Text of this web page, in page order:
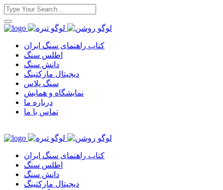
کتاب راهنمای سنگ ایران
اطلس سنگ
دانش سنگ
دیجیتال مارکتینگ
سنگ پلاس
نمایشگاه و همایش
درباره ما
تماس با ما
کتاب راهنمای سنگ ایران
اطلس سنگ
دانش سنگ
دیجیتال مارکتینگ